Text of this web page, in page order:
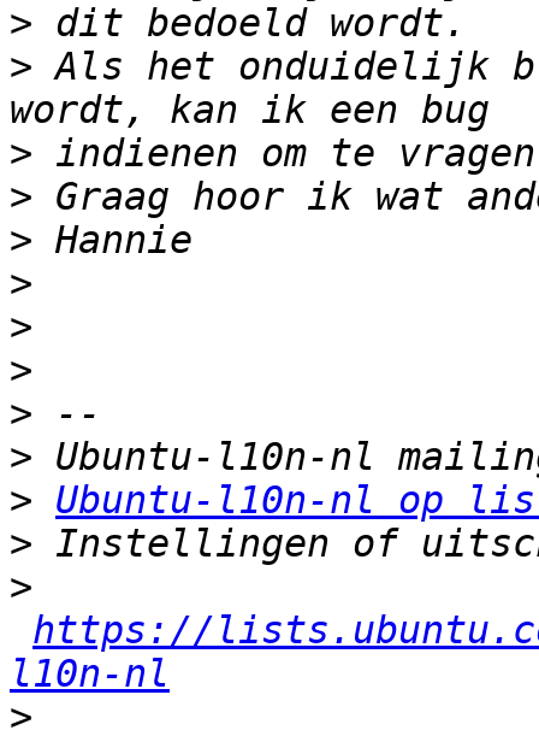
>
> Als het onduidelijk
>
>
>
>
>
>
>
>
> Ubuntu-l10n-nl op
>
>
https://
l10n-nl
>